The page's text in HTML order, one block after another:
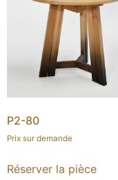
P2-80
Prix sur demande
Réserver la pièce